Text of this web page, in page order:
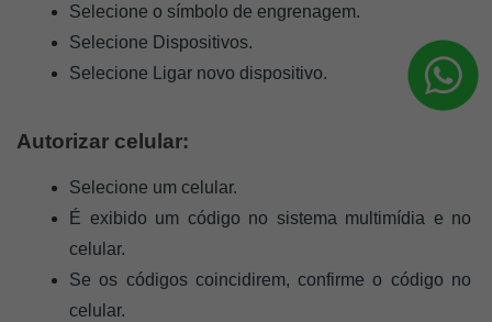
Selecione o símbolo de engrenagem.
Selecione Dispositivos.
Selecione Ligar novo dispositivo.
Autorizar celular:
Selecione um celular.
É exibido um código no sistema multimídia e no
celular.
Se os códigos coincidirem, confirme o código no
celular.